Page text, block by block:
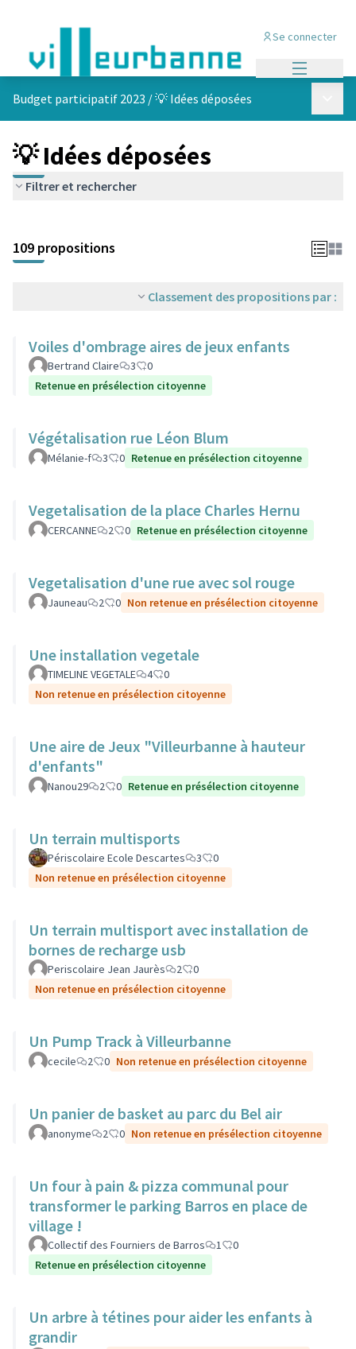
Se connecter
Budget participatif 2023 /💡 Idées déposées
💡 Idées déposées
Filtrer et rechercher
+
−
109 propositions
Classement des propositions par :
Voiles d'ombrage aires de jeux enfants
Bertrand Claire 3
0
Retenue en présélection citoyenne
Végétalisation rue Léon Blum
Mélanie-f 3 0 Retenue en présélection citoyenne
Vegetalisation de la place Charles Hernu
CERCANNE 2 0 Retenue en présélection citoyenne
Vegetalisation d'une rue avec sol rouge
Jauneau 2 0 Non retenue en présélection citoyenne
Une installation vegetale
TIMELINE VEGETALE 4
0
Non retenue en présélection citoyenne
Une aire de Jeux "Villeurbanne à hauteur
d'enfants"
Nanou29 2 0 Retenue en présélection citoyenne
Un terrain multisports
Périscolaire Ecole Descartes 3
0
Non retenue en présélection citoyenne
Un terrain multisport avec installation de
bornes de recharge usb
Periscolaire Jean Jaurès 2
0
Non retenue en présélection citoyenne
Un Pump Track à Villeurbanne
cecile 2 0 Non retenue en présélection citoyenne
Un panier de basket au parc du Bel air
anonyme 2 0 Non retenue en présélection citoyenne
Un four à pain & pizza communal pour
transformer le parking Barros en place de
village !
Collectif des Fourniers de Barros 1
0
Retenue en présélection citoyenne
Un arbre à tétines pour aider les enfants à
grandir